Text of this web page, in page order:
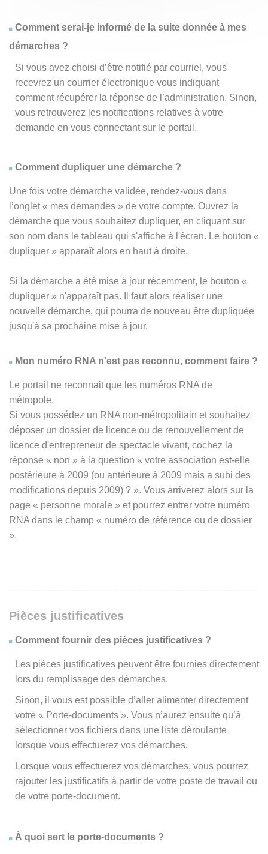
Comment serai-je informé de la suite donnée à mes
démarches ?
Si vous avez choisi d’être notifié par courriel, vous
recevrez un courrier électronique vous indiquant
comment récupérer la réponse de l’administration. Sinon,
vous retrouverez les notifications relatives à votre
demande en vous connectant sur le portail.
Comment dupliquer une démarche ?
Une fois votre démarche validée, rendez-vous dans
l’onglet « mes demandes » de votre compte. Ouvrez la
démarche que vous souhaitez dupliquer, en cliquant sur
son nom dans le tableau qui s'affiche à l'écran. Le bouton «
dupliquer » apparaît alors en haut à droite.
Si la démarche a été mise à jour récemment, le bouton «
dupliquer » n'apparaît pas. Il faut alors réaliser une
nouvelle démarche, qui pourra de nouveau être dupliquée
jusqu'à sa prochaine mise à jour.
Mon numéro RNA n'est pas reconnu, comment faire ?
Le portail ne reconnait que les numéros RNA de
métropole.
Si vous possédez un RNA non-métropolitain et souhaitez
déposer un dossier de licence ou de renouvellement de
licence d'entrepreneur de spectacle vivant, cochez la
réponse « non » à la question « votre association est-elle
postérieure à 2009 (ou antérieure à 2009 mais a subi des
modifications depuis 2009) ? ». Vous arriverez alors sur la
page « personne morale » et pourrez entrer votre numéro
RNA dans le champ « numéro de référence ou de dossier
».
Pièces justificatives
Comment fournir des pièces justificatives ?
Les pièces justificatives peuvent être fournies directement
lors du remplissage des démarches.
Sinon, il vous est possible d’aller alimenter directement
votre « Porte-documents ». Vous n’aurez ensuite qu’à
sélectionner vos fichiers dans une liste déroulante
lorsque vous effectuerez vos démarches.
Lorsque vous effectuerez vos démarches, vous pourrez
rajouter les justificatifs à partir de votre poste de travail ou
de votre porte-document.
À quoi sert le porte-documents ?